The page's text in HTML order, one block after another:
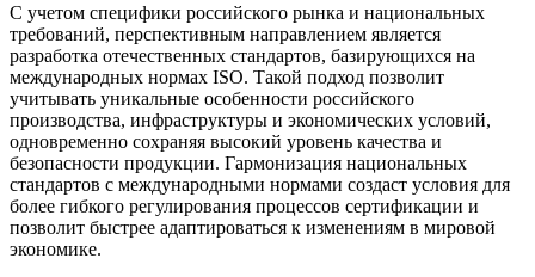
С учетом специфики российского рынка и национальных
требований, перспективным направлением является
разработка отечественных стандартов, базирующихся на
международных нормах ISO. Такой подход позволит
учитывать уникальные особенности российского
производства, инфраструктуры и экономических условий,
одновременно сохраняя высокий уровень качества и
безопасности продукции. Гармонизация национальных
стандартов с международными нормами создаст условия для
более гибкого регулирования процессов сертификации и
позволит быстрее адаптироваться к изменениям в мировой
экономике.